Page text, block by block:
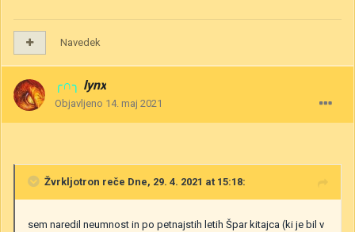
Navedek
╭∩╮ lynx
Objavljeno 14. maj 2021
Žvrkljotron reče Dne, 29. 4. 2021 at 15:18:
sem naredil neumnost in po petnajstih letih Špar kitajca (ki je bil v